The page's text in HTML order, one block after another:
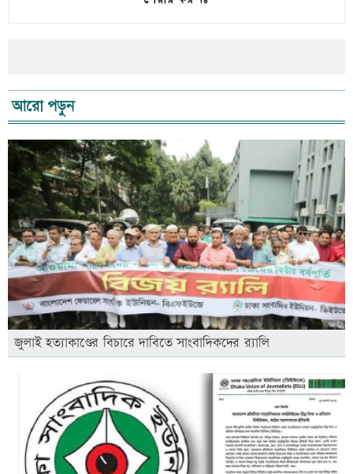
আরো পড়ুন
জুলাই হত্যাকাণ্ডের বিচারে দাবিতে সাংবাদিকদের র‍্যালি